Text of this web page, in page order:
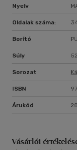
Nyelv
Oldalak száma:
Borító
Súly
Sorozat
ISBN
Árukód
Vásárlói